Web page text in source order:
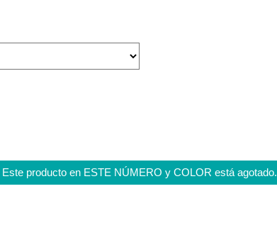
Este producto en ESTE NÚMERO y COLOR está agotado.